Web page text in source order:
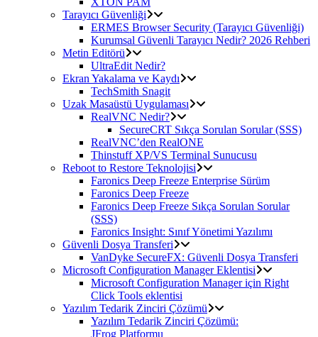
Tarayıcı Güvenliği
ERMES Browser Security (Tarayıcı Güvenliği)
Kurumsal Güvenli Tarayıcı Nedir? 2026 Rehberi
Metin Editörü
UltraEdit Nedir?
Ekran Yakalama ve Kaydı
TechSmith Snagit
Uzak Masaüstü Uygulaması
RealVNC Nedir?
SecureCRT Sıkça Sorulan Sorular (SSS)
RealVNC’den RealONE
Thinstuff XP/VS Terminal Sunucusu
Reboot to Restore Teknolojisi
Faronics Deep Freeze Enterprise Sürüm
Faronics Deep Freeze
Faronics Deep Freeze Sıkça Sorulan Sorular
(SSS)
Faronics Insight: Sınıf Yönetimi Yazılımı
Güvenli Dosya Transferi
VanDyke SecureFX: Güvenli Dosya Transferi
Microsoft Configuration Manager Eklentisi
Microsoft Configuration Manager için Right
Click Tools eklentisi
Yazılım Tedarik Zinciri Çözümü
Yazılım Tedarik Zinciri Çözümü:
JFrog Platformu